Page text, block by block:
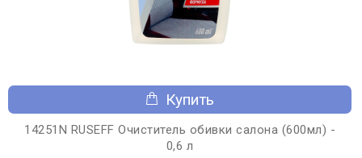
Купить
14251N RUSEFF Очиститель обивки салона (600мл) -
0,6 л